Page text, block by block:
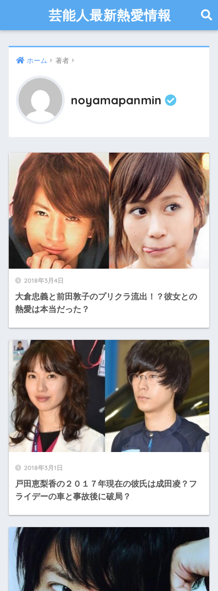
芸能人最新熱愛情報
ホーム 著者
noyamapanmin
2018年3月4日
大倉忠義と前田敦子のプリクラ流出！？彼女との
熱愛は本当だった？
2018年3月1日
戸田恵梨香の２０１７年現在の彼氏は成田凌？フ
ライデーの車と事故後に破局？